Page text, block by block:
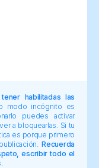
habilitadas las
modo incógnito es
puedes activar
a bloquearlas. Si tu
es porque primero
Recuerda
escribir todo el